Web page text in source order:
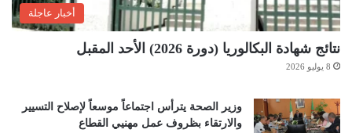
أخبار عاجلة
نتائج شهادة البكالوريا (دورة 2026) الأحد المقبل
8 يوليو 2026
وزير الصحة يترأس اجتماعاً موسعاً لإصلاح التسيير
والارتقاء بظروف عمل مهنيي القطاع